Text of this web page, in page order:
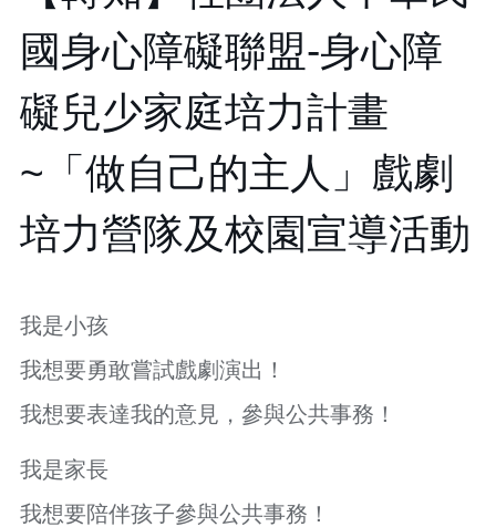
介
紹
訊
息
告
生
活
資
訊
機
關
通
錄
相
國身心障礙聯盟-身心障
礙兒少家庭培力計畫
~「做自己的主人」戲劇
培力營隊及校園宣導活動
我是小孩
我想要勇敢嘗試戲劇演出！
我想要表達我的意見，參與公共事務！
我是家長
我想要陪伴孩子參與公共事務！